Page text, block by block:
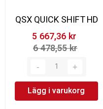
QSX QUICK SHIFT HD
5 667,36 kr‎
6 478,55 kr‎
Lägg i varukorg